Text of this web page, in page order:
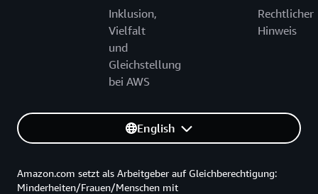
Inklusion,
Vielfalt
und
Gleichstellung
bei AWS
Rechtlicher
Hinweis
English
Amazon.com setzt als Arbeitgeber auf Gleichberechtigung:
Minderheiten/Frauen/Menschen mit